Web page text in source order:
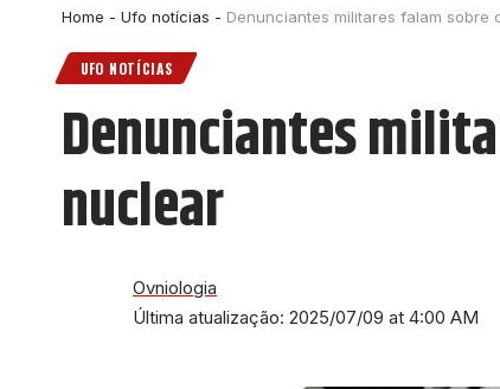
Home - Ufo notícias - Denunciantes militares falam sobre
UFO NOTÍCIAS
Denunciantes
nuclear
Última atualização: 2025/07/09 at 4:00 AM
Ovniologia